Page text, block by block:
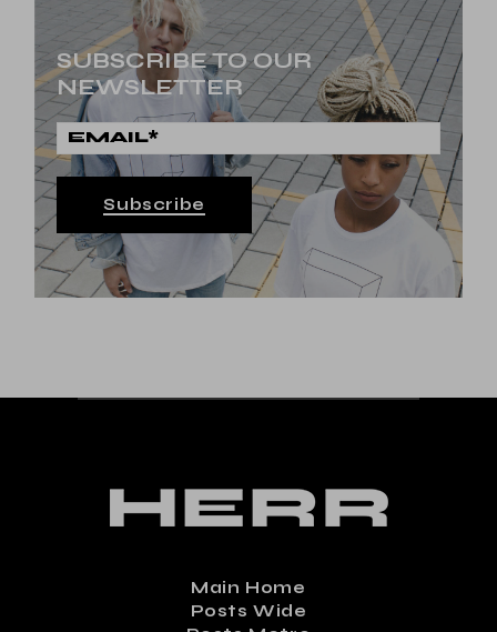
SUBSCRIBE TO OUR
NEWSLETTER
Subscribe
Main Home
Posts Wide